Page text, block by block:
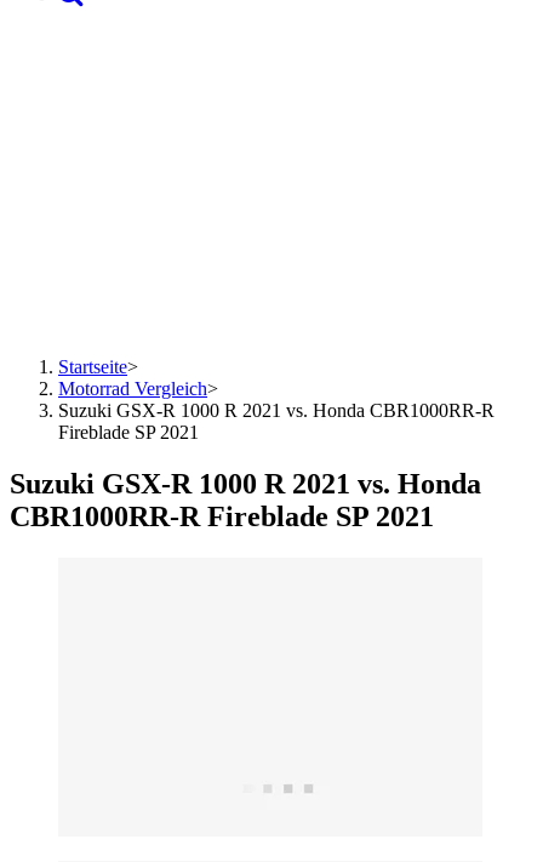
Startseite>
Motorrad Vergleich>
Suzuki GSX-R 1000 R 2021 vs. Honda CBR1000RR-R
Fireblade SP 2021
Suzuki GSX-R 1000 R 2021 vs. Honda
CBR1000RR-R Fireblade SP 2021